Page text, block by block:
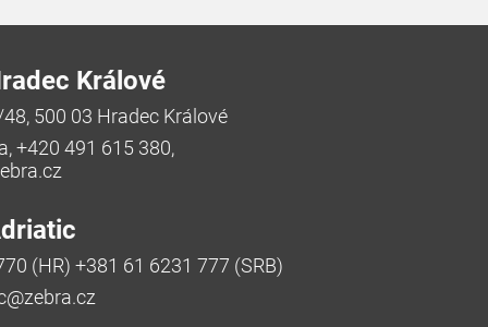
Králové
500 03 Hradec Králové
+420 491 615 380,
(HR) +381 61 6231 777 (SRB)